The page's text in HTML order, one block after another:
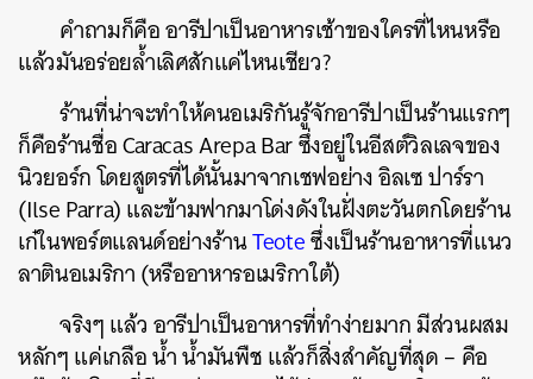
คำถามก็คือ อารีปาเป็นอาหารเช้าของใครที่ไหนหรือ
แล้วมันอร่อยล้ำเลิศสักแค่ไหนเชียว?
ร้านที่น่าจะทำให้คนอเมริกันรู้จักอารีปาเป็นร้านแรกๆ
ก็คือร้านชื่อ Caracas Arepa Bar ซึ่งอยู่ในอีสต์วิลเลจของ
นิวยอร์ก โดยสูตรที่ได้นั้นมาจากเชฟอย่าง อิลเซ ปาร์รา
(Ilse Parra) และข้ามฟากมาโด่งดังในฝั่งตะวันตกโดยร้าน
เก๋ในพอร์ตแลนด์อย่างร้านTeoteซึ่งเป็นร้านอาหารที่แนว
ลาตินอเมริกา (หรืออาหารอเมริกาใต้)
จริงๆ แล้ว อารีปาเป็นอาหารที่ทำง่ายมาก มีส่วนผสม
หลักๆ แค่เกลือ น้ำ น้ำมันพืช แล้วก็สิ่งสำคัญที่สุด – คือ